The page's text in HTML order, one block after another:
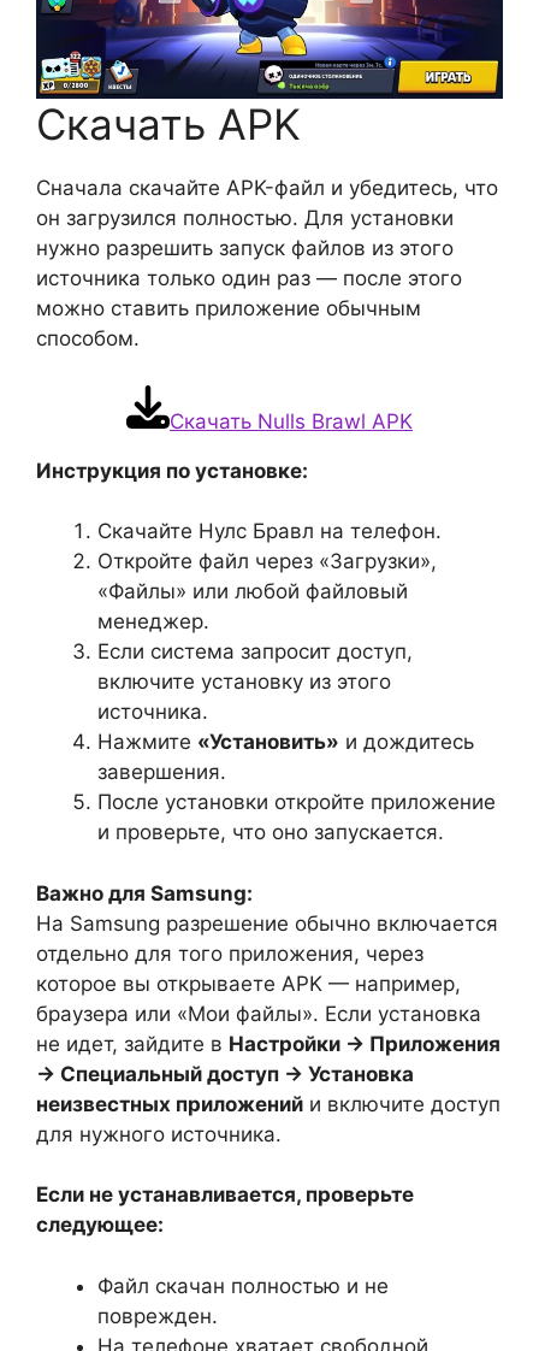
Скачать APK
Сначала скачайте APK-файл и убедитесь, что
он загрузился полностью. Для установки
нужно разрешить запуск файлов из этого
источника только один раз — после этого
можно ставить приложение обычным
способом.
Скачать Nulls Brawl APK
Инструкция по установке:
Скачайте Нулс Бравл на телефон.
Откройте файл через «Загрузки»,
«Файлы» или любой файловый
менеджер.
Если система запросит доступ,
включите установку из этого
источника.
Нажмите «Установить» и дождитесь
завершения.
После установки откройте приложение
и проверьте, что оно запускается.
Важно для Samsung:
На Samsung разрешение обычно включается
отдельно для того приложения, через
которое вы открываете APK — например,
браузера или «Мои файлы». Если установка
не идет, зайдите в Настройки → Приложения
→ Специальный доступ → Установка
неизвестных приложений и включите доступ
для нужного источника.
Если не устанавливается, проверьте
следующее:
Файл скачан полностью и не
поврежден.
На телефоне хватает свободной